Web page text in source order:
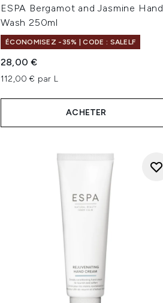
ESPA Bergamot and Jasmine Hand
Wash 250ml
ÉCONOMISEZ -35% | CODE : SALELF
28,00 €
112,00 € par L
ACHETER